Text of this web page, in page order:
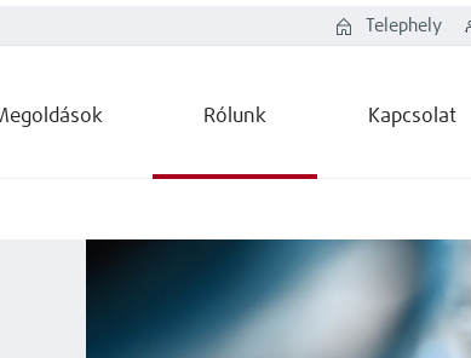
Rólunk Kapcsolat
Telephely